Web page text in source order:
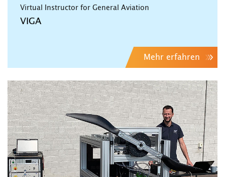
Virtual Instructor for General Aviation
VIGA
Mehr erfahren